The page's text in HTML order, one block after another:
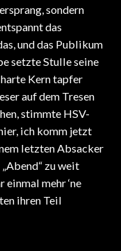
sondern
das
und das Publikum
setzte Stulle seine
Kern tapfer
auf dem Tresen
stimmte HSV-
ich komm jetzt
letzten Absacker
zu weit
mehr ‘ne
ihren Teil